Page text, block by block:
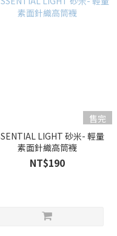
售完
LIGHT 砂米- 輕量
素面針織高筒襪
NT$190